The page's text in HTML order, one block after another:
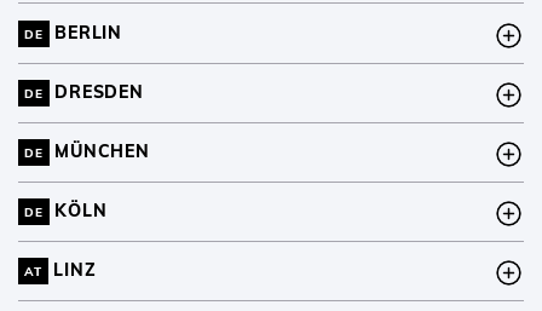
DE BERLIN
DE DRESDEN
DE MÜNCHEN
DE KÖLN
AT LINZ